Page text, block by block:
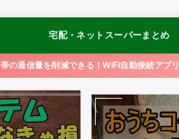
宅配・ネットスーパーまとめ
コープデリ
オイシックス
パルシステム
おうちCO-OP
大地を守る会
らでぃっしゅぼーや
食べチョク
イトーヨーカドーネットスーパー
の通信量を削減できる！WiFi自動接続アプリ